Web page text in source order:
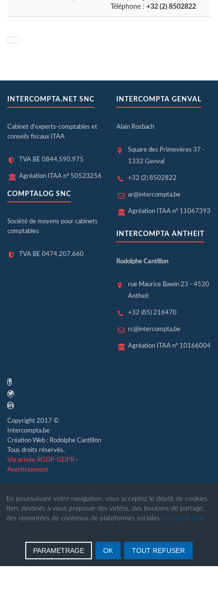
Téléphone : +32 (2) 8502822
INTERCOMPTA.NET SNC
Cabinet d'experts-comptables et
conseils fiscaux ITAA
TVA BE 0844.590.975
Agréation ITAA n° 50523256
COMPTALOG SNC
Société de moyens pour cabinets
comptables
TVA BE 0474.207.660
INTERCOMPTA GENVAL
Alain Rosbach
Square des Primevères 37 -
1332 Genval
+32 (2) 8502822
ar@intercompta.be
Agréation ITAA n° 11067393
INTERCOMPTA ANTHEIT
Rodolphe Cantillon
rue Maurice Bawin 23 - 4520
Antheit
+32 (85) 216470
rc@intercompta.be
Agréation ITAA n° 10166004
En poursuivant votre navigation, vous acceptez le dépôt de cookies
tiers destinés à vous proposer des vidéos, des boutons de partage,
des remontées de contenus de plateformes sociales. En savoir plus
PARAMETRAGE OK TOUT REFUSER
Copyright 2017 ©
Intercompta.be
Création Web : Rodolphe Cantillon
Tous droits réservés.
Vie privée RGDP-GDPR -
Avertissement